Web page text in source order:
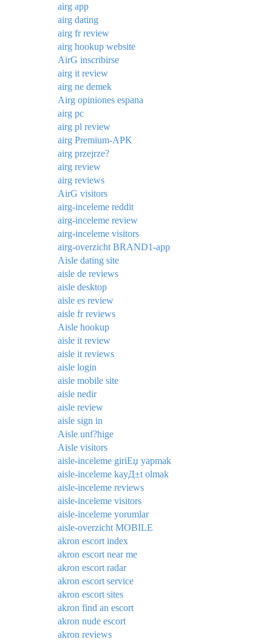
airg app
airg dating
airg fr review
airg hookup website
AirG inscribirse
airg it review
airg ne demek
Airg opiniones espana
airg pc
airg pl review
airg Premium-APK
airg przejrze?
airg review
airg reviews
AirG visitors
airg-inceleme reddit
airg-inceleme review
airg-inceleme visitors
airg-overzicht BRAND1-app
Aisle dating site
aisle de reviews
aisle desktop
aisle es review
aisle fr reviews
Aisle hookup
aisle it review
aisle it reviews
aisle login
aisle mobile site
aisle nedir
aisle review
aisle sign in
Aisle unf?hige
Aisle visitors
aisle-inceleme giriЕџ yapmak
aisle-inceleme kayД±t olmak
aisle-inceleme reviews
aisle-inceleme visitors
aisle-inceleme yorumlar
aisle-overzicht MOBILE
akron escort index
akron escort near me
akron escort radar
akron escort service
akron escort sites
akron find an escort
akron nude escort
akron reviews